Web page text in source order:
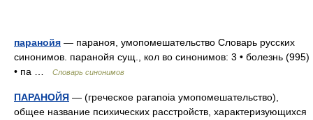
паранойя — параноя, умопомешательство Словарь русских
синонимов. паранойя сущ., кол во синонимов: 3 • болезнь (995)
• па …
Словарь синонимов
ПАРАНОЙЯ — (греческое paranoia умопомешательство),
общее название психических расстройств, характеризующихся